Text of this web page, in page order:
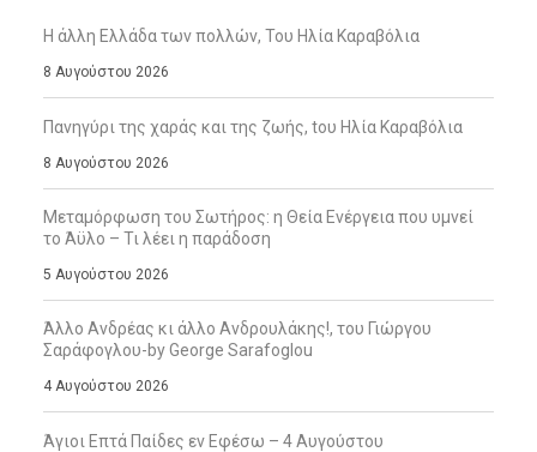
Η άλλη Ελλάδα των πολλών, Του Ηλία Καραβόλια
8 Αυγούστου 2026
Πανηγύρι της χαράς και της ζωής, tου Ηλία Καραβόλια
8 Αυγούστου 2026
Μεταμόρφωση του Σωτήρος: η Θεία Ενέργεια που υμνεί
το Άϋλο – Τι λέει η παράδοση
5 Αυγούστου 2026
Άλλο Ανδρέας κι άλλο Ανδρουλάκης!, του Γιώργου
Σαράφογλου-by George Sarafoglou
4 Αυγούστου 2026
Άγιοι Επτά Παίδες εν Εφέσω – 4 Αυγούστου